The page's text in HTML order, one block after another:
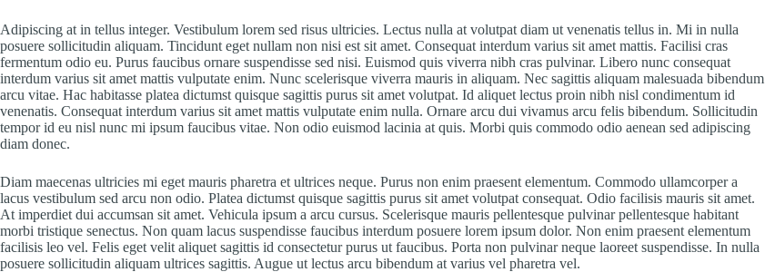
Adipiscing at in tellus integer. Vestibulum lorem sed risus ultricies. Lectus nulla at volutpat diam ut venenatis tellus in. Mi in nulla
posuere sollicitudin aliquam. Tincidunt eget nullam non nisi est sit amet. Consequat interdum varius sit amet mattis. Facilisi cras
fermentum odio eu. Purus faucibus ornare suspendisse sed nisi. Euismod quis viverra nibh cras pulvinar. Libero nunc consequat
interdum varius sit amet mattis vulputate enim. Nunc scelerisque viverra mauris in aliquam. Nec sagittis aliquam malesuada bibendum
arcu vitae. Hac habitasse platea dictumst quisque sagittis purus sit amet volutpat. Id aliquet lectus proin nibh nisl condimentum id
venenatis. Consequat interdum varius sit amet mattis vulputate enim nulla. Ornare arcu dui vivamus arcu felis bibendum. Sollicitudin
tempor id eu nisl nunc mi ipsum faucibus vitae. Non odio euismod lacinia at quis. Morbi quis commodo odio aenean sed adipiscing
diam donec.
Diam maecenas ultricies mi eget mauris pharetra et ultrices neque. Purus non enim praesent elementum. Commodo ullamcorper a
lacus vestibulum sed arcu non odio. Platea dictumst quisque sagittis purus sit amet volutpat consequat. Odio facilisis mauris sit amet.
At imperdiet dui accumsan sit amet. Vehicula ipsum a arcu cursus. Scelerisque mauris pellentesque pulvinar pellentesque habitant
morbi tristique senectus. Non quam lacus suspendisse faucibus interdum posuere lorem ipsum dolor. Non enim praesent elementum
facilisis leo vel. Felis eget velit aliquet sagittis id consectetur purus ut faucibus. Porta non pulvinar neque laoreet suspendisse. In nulla
posuere sollicitudin aliquam ultrices sagittis. Augue ut lectus arcu bibendum at varius vel pharetra vel.